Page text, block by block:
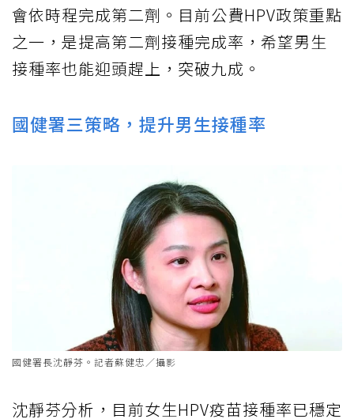
會依時程完成第二劑。目前公費HPV政策重點
之一，是提高第二劑接種完成率，希望男生
接種率也能迎頭趕上，突破九成。
國健署三策略，提升男生接種率
國健署長沈靜芬。記者蘇健忠／攝影
沈靜芬分析，目前女生HPV疫苗接種率已穩定